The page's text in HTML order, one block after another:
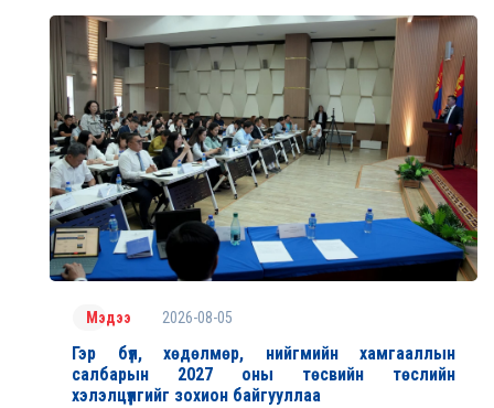
Мэдээ 2026-08-05
Гэр бүл, хөдөлмөр, нийгмийн хамгааллын
салбарын 2027 оны төсвийн төслийн
хэлэлцүүлгийг зохион байгууллаа